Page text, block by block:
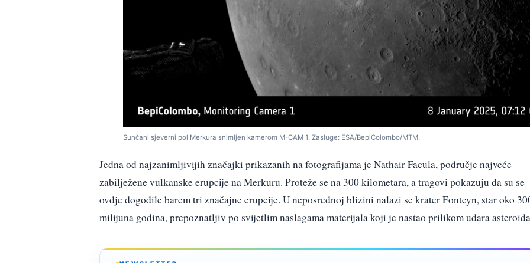
Sunčani sjeverni pol Merkura snimljen kamerom M-CAM 1. Zasluge: ESA/BepiColombo/MTM.
Jedna od najzanimljivijih značajki prikazanih na fotografijama je Nathair Facula, područje najveće
zabilježene vulkanske erupcije na Merkuru. Proteže se na 300 kilometara, a tragovi pokazuju da su se
ovdje dogodile barem tri značajne erupcije. U neposrednoj blizini nalazi se krater Fonteyn, star oko
milijuna godina, prepoznatljiv po svijetlim naslagama materijala koji je nastao prilikom udara